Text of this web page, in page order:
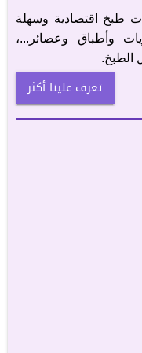
طبخ اقتصادية وسهلة
وأطباق وعصائر...،
الطبخ.
تعرف علينا أكثر